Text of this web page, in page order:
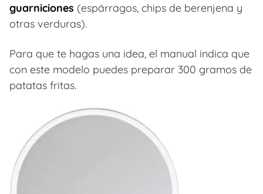
guarniciones (espárragos, chips de berenjena y
otras verduras).
Para que te hagas una idea, el manual indica que
con este modelo puedes preparar 300 gramos de
patatas fritas.